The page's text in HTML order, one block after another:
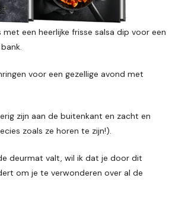
een heerlijke frisse salsa dip voor een
voor een gezellige avond met
zijn aan de buitenkant en zacht en
zoals ze horen te zijn!).
deurmat valt, wil ik dat je door dit
om je te verwonderen over al de